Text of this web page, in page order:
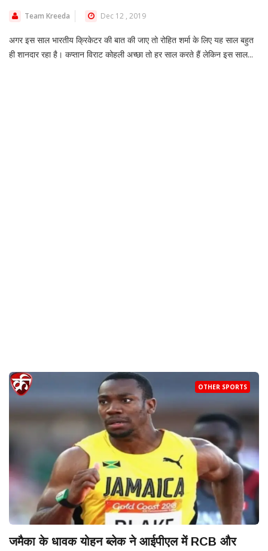
Team Kreeda Dec 12 , 2019
अगर इस साल भारतीय क्रिकेटर की बात की जाए तो रोहित शर्मा के लिए यह साल बहुत
ही शानदार रहा है। कप्तान विराट कोहली अच्छा तो हर साल करते हैं लेकिन इस साल...
OTHER SPORTS
जमैका के धावक योहन ब्लेक ने आईपीएल में RCB और